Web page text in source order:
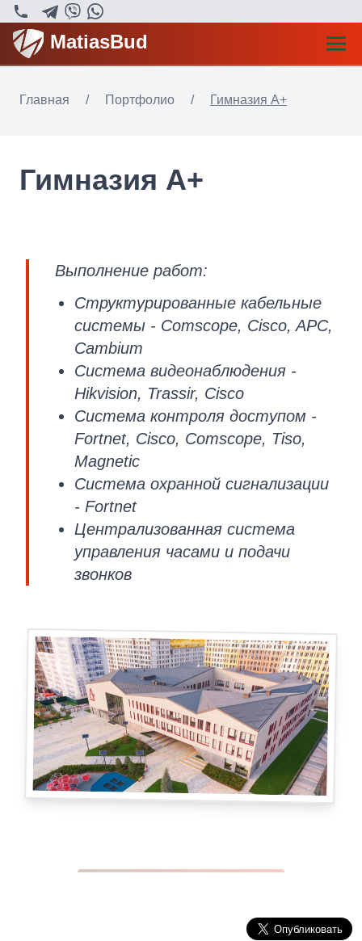
MatiasBud
Главная / Портфолио / Гимназия А+
Гимназия А+
Выполнение работ:
Структурированные кабельные
системы - Comscope, Cisco, APC,
Cambium
Система видеонаблюдения -
Hikvision, Trassir, Cisco
Система контроля доступом -
Fortnet, Cisco, Comscope, Tiso,
Magnetic
Система охранной сигнализации
- Fortnet
Централизованная система
управления часами и подачи
звонков